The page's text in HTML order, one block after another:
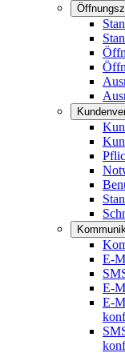
E-
E-
E-